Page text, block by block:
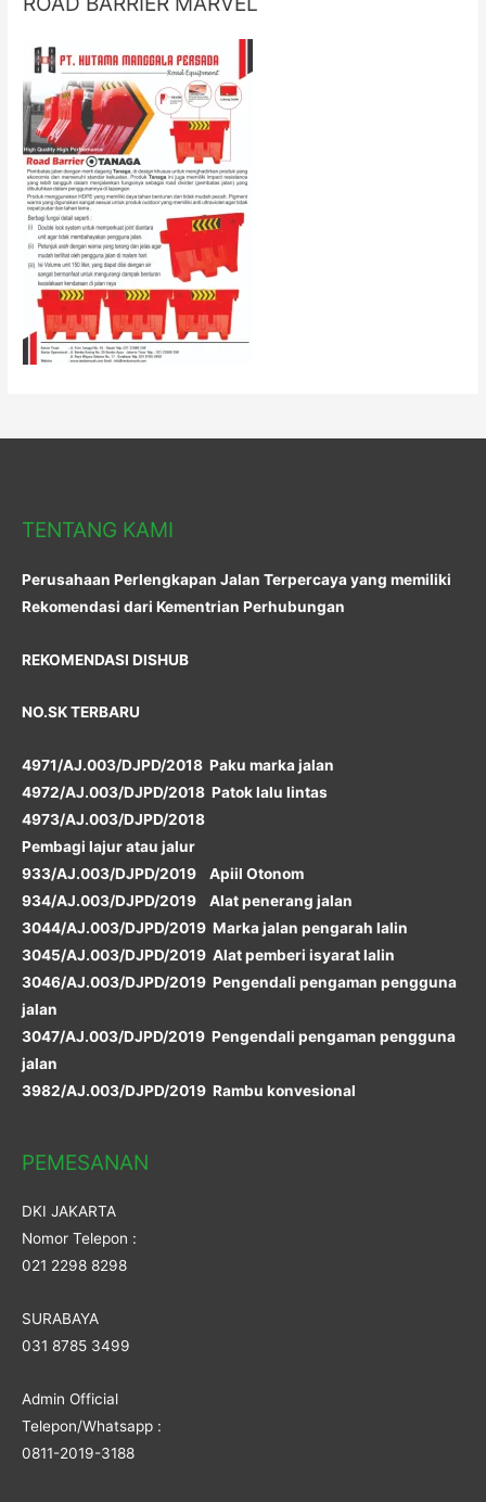
TENTANG KAMI
Perusahaan Perlengkapan Jalan Terpercaya yang memiliki
Rekomendasi dari Kementrian Perhubungan
REKOMENDASI DISHUB
NO.SK TERBARU
4971/AJ.003/DJPD/2018 Paku marka jalan
4972/AJ.003/DJPD/2018 Patok lalu lintas
4973/AJ.003/DJPD/2018
Pembagi lajur atau jalur
933/AJ.003/DJPD/2019 Apiil Otonom
934/AJ.003/DJPD/2019 Alat penerang jalan
3044/AJ.003/DJPD/2019 Marka jalan pengarah lalin
3045/AJ.003/DJPD/2019 Alat pemberi isyarat lalin
3046/AJ.003/DJPD/2019 Pengendali pengaman pengguna
jalan
3047/AJ.003/DJPD/2019 Pengendali pengaman pengguna
jalan
3982/AJ.003/DJPD/2019 Rambu konvesional
PEMESANAN
DKI JAKARTA
Nomor Telepon :
021 2298 8298
SURABAYA
031 8785 3499
Admin Official
Telepon/Whatsapp :
0811-2019-3188